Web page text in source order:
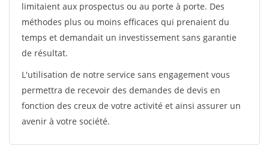
limitaient aux prospectus ou au porte à porte. Des
méthodes plus ou moins efficaces qui prenaient du
temps et demandait un investissement sans garantie
de résultat.
L'utilisation de notre service sans engagement vous
permettra de recevoir des demandes de devis en
fonction des creux de votre activité et ainsi assurer un
avenir à votre société.